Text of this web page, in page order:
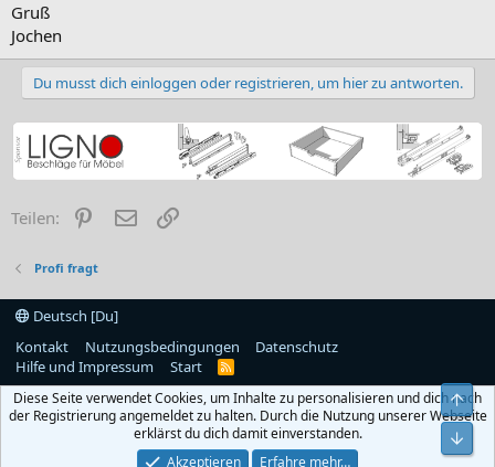
Gruß
Jochen
Du musst dich einloggen oder registrieren, um hier zu antworten.
Teilen: PinterestE-Mail
Profi fragt
Deutsch [Du]
Kontakt
Nutzungsbedingungen
Datenschutz
Hilfe und Impressum
Start
R
S
Diese Seite verwendet Cookies, um Inhalte zu personalisieren und dich nach
der Registrierung angemeldet zu halten. Durch die Nutzung unserer Webseite
erklärst du dich damit einverstanden.
Akzeptieren
Erfahre mehr…